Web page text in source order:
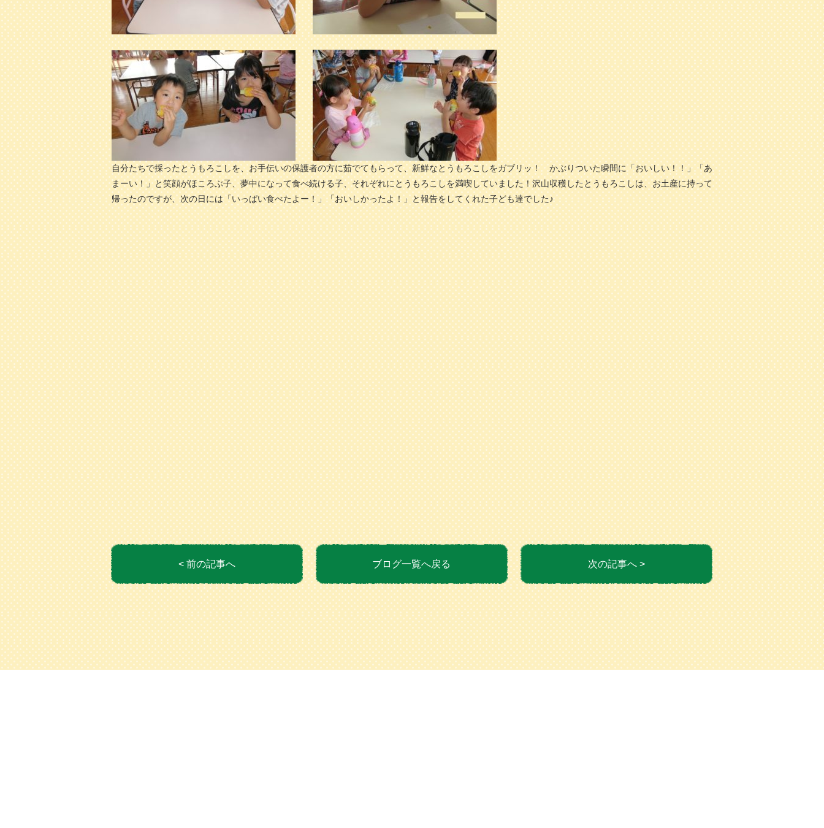
自分たちで採ったとうもろこしを、お手伝いの保護者の方に茹でてもらって、新鮮なとうもろこしをガブリッ！ かぶりついた瞬間に「おいしい！！」「あ
まーい！」と笑顔がほころぶ子、夢中になって食べ続ける子、それぞれにとうもろこしを満喫していました！沢山収穫したとうもろこしは、お土産に持って
帰ったのですが、次の日には「いっぱい食べたよー！」「おいしかったよ！」と報告をしてくれた子ども達でした♪
< 前の記事へ ブログ一覧へ戻る 次の記事へ >